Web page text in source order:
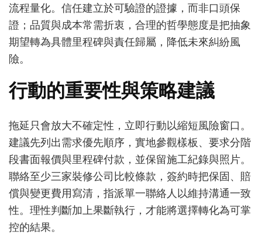
流程量化。信任建立於可驗證的證據，而非口頭保
證；品質與成本常需折衷，合理的哲學態度是把抽象
期望轉為具體里程碑與責任歸屬，降低未來糾紛風
險。
行動的重要性與策略建議
拖延只會放大不確定性，立即行動以縮短風險窗口。
建議先列出需求優先順序，實地參觀樣板、要求分階
段書面報價與里程碑付款，並保留施工紀錄與照片。
聯絡至少三家裝修公司比較條款，簽約時把保固、賠
償與變更費用寫清，指派單一聯絡人以維持溝通一致
性。理性判斷加上果斷執行，才能將選擇轉化為可掌
控的結果。